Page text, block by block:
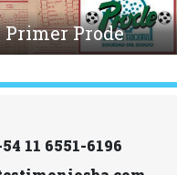
Primer Prode
11 6551-6196